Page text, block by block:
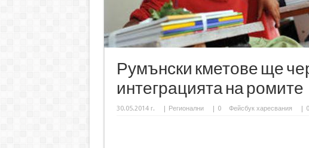
Румънски кметове ще
интеграцията на ромите
30.05.2014 г. | Регионални | 0 Фейсбук харесвания | 0